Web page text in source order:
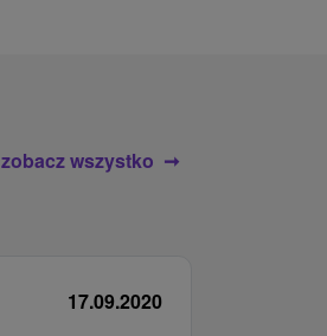
zobacz wszystko
17.09.2020